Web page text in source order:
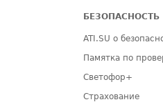
БЕЗОПАСНОСТЬ
ATI.SU о
Памятка по
Светофор+
Страхование